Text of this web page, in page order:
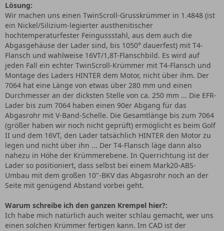
Lösung:
Wir machen uns einen TwinScroll-Grusskrümmer in 1.4848 (ist
ein Nickel/Silizium-legierter austhenitischer
hochtemperaturfester Feingussstahl, aus dem auch die
Abgasgehäuse der Lader sind, bis 1050° dauerfest) mit T4-
Flansch und wahlweise 16VT/1,8T-Flanschbild. Es wird auf
jeden Fall ein echter TwinScroll-Krümmer mit T4-Flansch und
Montage des Laders HINTER dem Motor, nicht über ihm. Der
7064 hat eine Länge von etwas über 280 mm und einen
Durchmesser an der dicksten Stelle von ca. 250 mm ... Die EFR-
Lader bis zum 7064 haben einen 90er Abgang für das
Abgasrohr mit V-Band-Schelle. Die Gesamtlänge bis zum 7064
(größer haben wir noch nicht geprüft) ermöglicht es beim Golf
II und dem 16VT, den Lader tatsächlich HINTER den Motor zu
legen und nicht über ihn ... Der T4-Flansch läge dann also
nahezu in Höhe der Krümmerebene. In Querrichtung ist der
Lader so positioniert, dass selbst bei einem Mark20-ABS-
Umbau mit dem großen 10"-BKV das Abgasrohr noch an der
Seite mit genügend Abstand vorbei geht.
Warum schreibe ich den ganzen Krempel hier?:
Ich habe mich natürlich auch weiter schlau gemacht, wer uns
einen solchen Krümmer fertigen kann. Im CAD ist der